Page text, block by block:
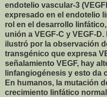
endotelio vascular-3
expresado en el endotelio
rol en el desarrollo
unión a VEGF-C y VEGF-
ilustró por la observación
transgénico que expresa
señalamiento VEGF, hay
linfangiogénesis y esto da
En humanos, la mutación
crecimiento linfático